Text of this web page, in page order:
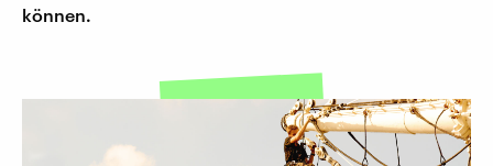
können.